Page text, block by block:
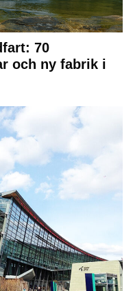
70
och ny fabrik i